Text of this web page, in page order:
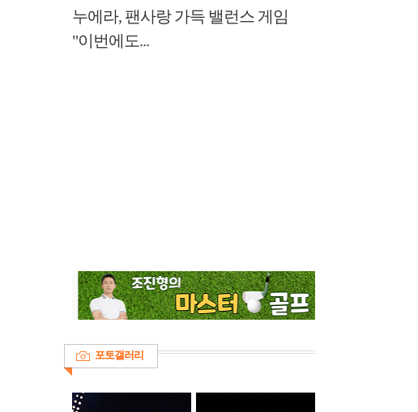
누에라, 팬사랑 가득 밸런스 게임
"이번에도...
포토갤러리